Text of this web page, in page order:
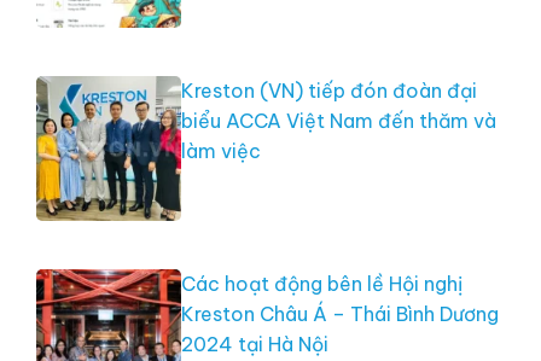
Kreston (VN) tiếp đón đoàn đại
biểu ACCA Việt Nam đến thăm và
làm việc
Các hoạt động bên lề Hội nghị
Kreston Châu Á – Thái Bình Dương
2024 tại Hà Nội